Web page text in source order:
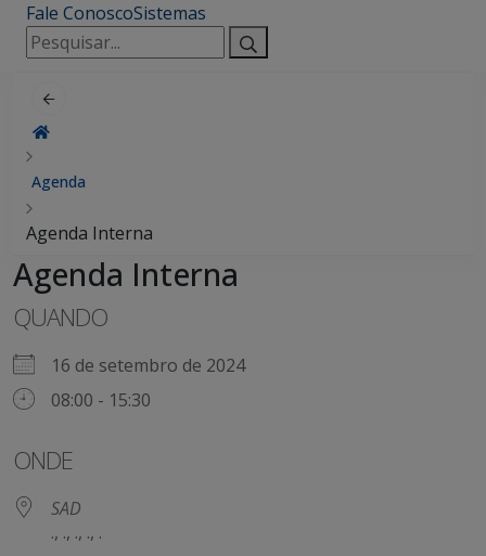
Fale ConoscoSistemas
Pesquisar
por:
Agenda
Agenda Interna
Agenda Interna
QUANDO
16 de setembro de 2024
08:00 - 15:30
ONDE
SAD
., ., ., ., .